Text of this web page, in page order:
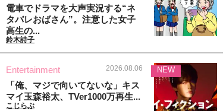
電車でドラマを大声実況する“ネ
タバレおばさん”。注意した女子
高生の...
鈴木詩子
Entertainment 2026.08.06
「俺、マジで向いてないな」キス
マイ玉森裕太、TVer1000万再生...
こじらぶ
NEW